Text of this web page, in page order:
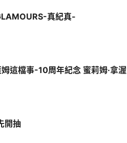
真紀真-
這檔事-10周年紀念 蜜莉姆·拿渥
開抽